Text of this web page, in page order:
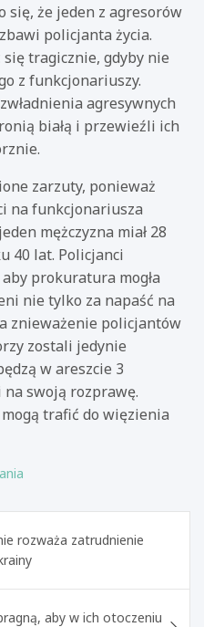
się, że jeden z agresorów
policjanta życia.
się tragicznie, gdyby nie
z funkcjonariuszy.
agresywnych
białą i przewieźli ich
zarzuty, ponieważ
na funkcjonariusza
mężczyzna miał 28
40 lat. Policjanci
prokuratura mogła
nie tylko za napaść na
znieważenie policjantów
zostali jedynie
w areszcie 3
na swoją rozprawę.
trafić do więzienia
rozważa zatrudnienie
aby w ich otoczeniu